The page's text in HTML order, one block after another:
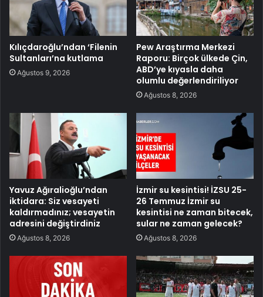
Kılıçdaroğlu’ndan ‘Filenin
Sultanları’na kutlama
Ağustos 9, 2026
Pew Araştırma Merkezi
Raporu: Birçok ülkede Çin,
ABD’ye kıyasla daha
olumlu değerlendiriliyor
Ağustos 8, 2026
Yavuz Ağıralioğlu’ndan
iktidara: Siz vesayeti
kaldırmadınız; vesayetin
adresini değiştirdiniz
Ağustos 8, 2026
İzmir su kesintisi! İZSU 25-
26 Temmuz İzmir su
kesintisi ne zaman bitecek,
sular ne zaman gelecek?
Ağustos 8, 2026